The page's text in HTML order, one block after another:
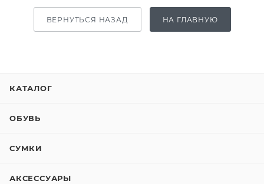
ВЕРНУТЬСЯ НАЗАД НА ГЛАВНУЮ
КАТАЛОГ
ОБУВЬ
СУМКИ
АКСЕССУАРЫ